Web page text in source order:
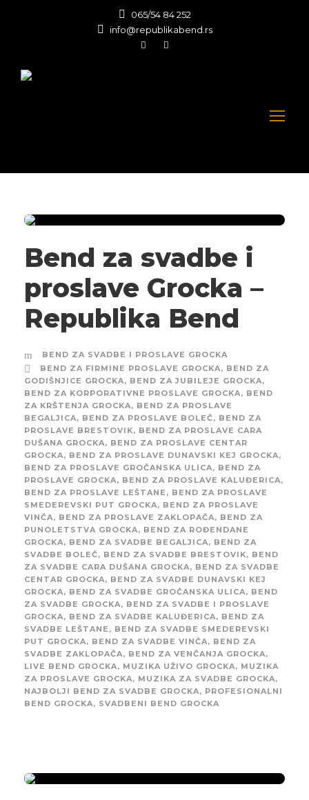
065/54 84 252
info@republikabend.rs
Bend za svadbe i
proslave Grocka –
Republika Bend
BEND ZA SVADBE I PROSLAVE GROCKA
BEND ZA FIRMINE PROSLAVE GROCKA, BEND ZA
GODIŠNJICE GROCKA, BEND ZA JUBILEJE GROCKA,
BEND ZA KORPORATIVNE PROSLAVE GROCKA, BEND
ZA KRŠTENJA GROCKA, BEND ZA PROSLAVE
BEGALJICA, BEND ZA PROSLAVE BOLEČ, BEND ZA
PROSLAVE BRESTOVIK, BEND ZA PROSLAVE CARA
DUŠANA GROCKA, BEND ZA PROSLAVE CENTAR
GROCKA, BEND ZA PROSLAVE DUNAVSKI KEJ GROCKA,
BEND ZA PROSLAVE GROČANSKA ULICA, BEND ZA
PROSLAVE GROCKA, BEND ZA PROSLAVE KALUĐERICA,
BEND ZA PROSLAVE LEŠTANE , BEND ZA PROSLAVE
SMEDEREVSKI PUT GROCKA, BEND ZA PROSLAVE
VINČA, BEND ZA PROSLAVE ZAKLOPAČA, BEND ZA
PUNOLETSTVA GROCKA, BEND ZA ROĐENDANE
GROCKA, BEND ZA SVADBE BEGALJICA, BEND ZA
SVADBE BOLEČ, BEND ZA SVADBE BRESTOVIK, BEND
ZA SVADBE CARA DUŠANA GROCKA, BEND ZA SVADBE
CENTAR GROCKA, BEND ZA SVADBE DUNAVSKI KEJ
GROCKA, BEND ZA SVADBE GROČANSKA ULICA, BEND
ZA SVADBE GROCKA, BEND ZA SVADBE I PROSLAVE
GROCKA, BEND ZA SVADBE KALUĐERICA, BEND ZA
SVADBE LEŠTANE , BEND ZA SVADBE SMEDEREVSKI
PUT GROCKA, BEND ZA SVADBE VINČA, BEND ZA
SVADBE ZAKLOPAČA, BEND ZA VENČANJA GROCKA,
LIVE BEND GROCKA, MUZIKA UŽIVO GROCKA, MUZIKA
ZA PROSLAVE GROCKA, MUZIKA ZA SVADBE GROCKA,
NAJBOLJI BEND ZA SVADBE GROCKA, PROFESIONALNI
BEND GROCKA, SVADBENI BEND GROCKA